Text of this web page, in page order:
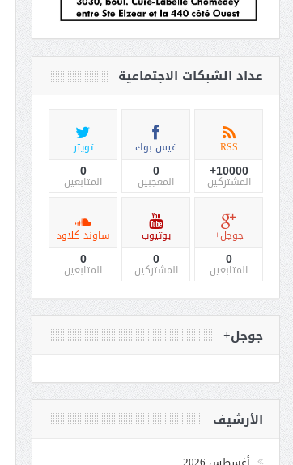
عداد الشبكات الاجتماعية
RSS
10000+
المشتركين
فيس بوك
0
المعجبين
تويتر
0
المتابعين
جوجل+
0
المتابعين
يوتيوب
0
المشتركين
ساوند كلاود
0
المتابعين
جوجل+
الأرشيف